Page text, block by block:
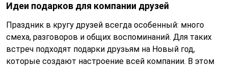
Идеи подарков для компании друзей
Праздник в кругу друзей всегда особенный: много
смеха, разговоров и общих воспоминаний. Для таких
встреч подходят подарки друзьям на Новый год,
которые создают настроение всей компании. В этом